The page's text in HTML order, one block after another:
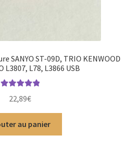
SANYO ST-09D, TRIO KENWOOD
L3807, L78, L3866 USB
5
22,89€
au panier